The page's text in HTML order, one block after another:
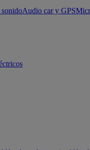
sonidoAudio car y GPS